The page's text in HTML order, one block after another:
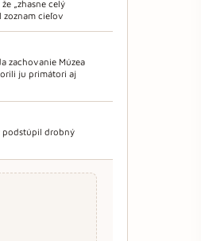
„zhasne celý
zoznam cieľov
zachovanie Múzea
ju primátori aj
podstúpil drobný